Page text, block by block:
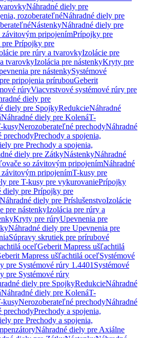
Náhradné diely pre
rozoberateľnéNáhradné diely pre
NástenkyNáhradné diely pre
závitovým pripojenímPrípojky pre
Prípojky pre
pre rúry a tvarovkyIzolácie pre
tvarovkyIzolácia pre nástenkyKryty pre
pre nástenkySystémové
pripojenia prírubouGeberit
rúryViacvrstvové systémové rúry pre
diely pre
diely pre SpojkyRedukcieNáhradné
Náhradné diely pre KolenáT-
kusyNerozoberateľné prechodyNáhradné
prechodyPrechody a spojenia,
pre Prechody a spojenia,
diely pre ZátkyNástenkyNáhradné
so závitovým pripojenímNáhradné
pripojenímT-kusy pre
pre T-kusy pre vykurovaniePrípojky
diely pre Prípojky pre
Náhradné diely pre PríslušenstvoIzolácie
pre nástenkyIzolácia pre rúry a
Kryty pre rúryUpevnenia pre
Náhradné diely pre Upevnenia pre
Súpravy skrutiek pre prírubové
oceľGeberit Mapress ušľachtilá
Mapress ušľachtilá oceľSystémové
pre Systémové rúry 1.4401 Systémové
pre Systémové rúry
diely pre SpojkyRedukcieNáhradné
Náhradné diely pre KolenáT-
kusyNerozoberateľné prechodyNáhradné
prechodyPrechody a spojenia,
pre Prechody a spojenia,
Náhradné diely pre Axiálne